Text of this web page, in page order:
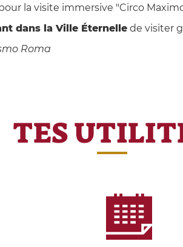
la visite immersive "Circo
dans la Ville Éternellede visiter
Roma
TES